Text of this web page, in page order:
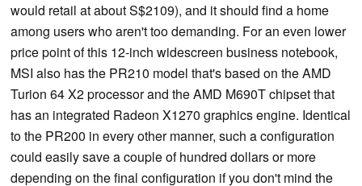
would retail at about S$2109), and it should find a home
among users who aren't too demanding. For an even lower
price point of this 12-inch widescreen business notebook,
MSI also has the PR210 model that's based on the AMD
Turion 64 X2 processor and the AMD M690T chipset that
has an integrated Radeon X1270 graphics engine. Identical
to the PR200 in every other manner, such a configuration
could easily save a couple of hundred dollars or more
depending on the final configuration if you don't mind the